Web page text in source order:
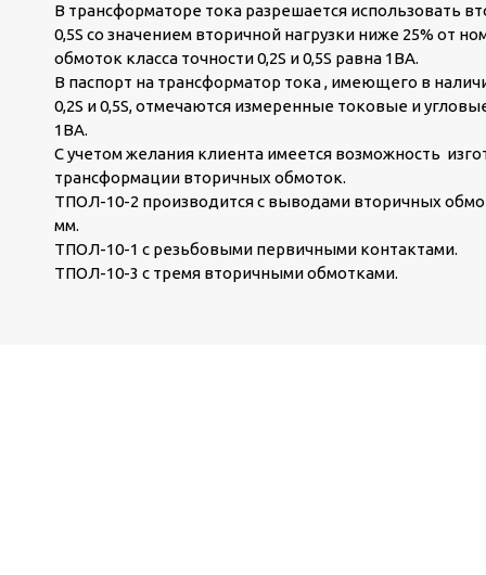
В трансформаторе тока разрешается использовать
0,5S со значением вторичной нагрузки ниже 25% от
обмоток класса точности 0,2S и 0,5S равна 1ВА.
В паспорт на трансформатор тока , имеющего в
0,2S и 0,5S, отмечаются измеренные токовые и
1ВА.
С учетом желания клиента имеется возможность
трансформации вторичных обмоток.
ТПОЛ-10-2 производится с выводами вторичных
мм.
ТПОЛ-10-1 с резьбовыми первичными контактами.
ТПОЛ-10-3 с тремя вторичными обмотками.